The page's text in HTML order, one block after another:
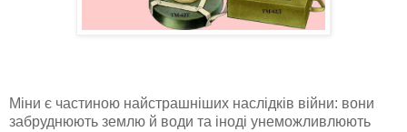
Міни є частиною найстрашніших наслідків війни: вони
забруднюють землю й води та іноді унеможливлюють